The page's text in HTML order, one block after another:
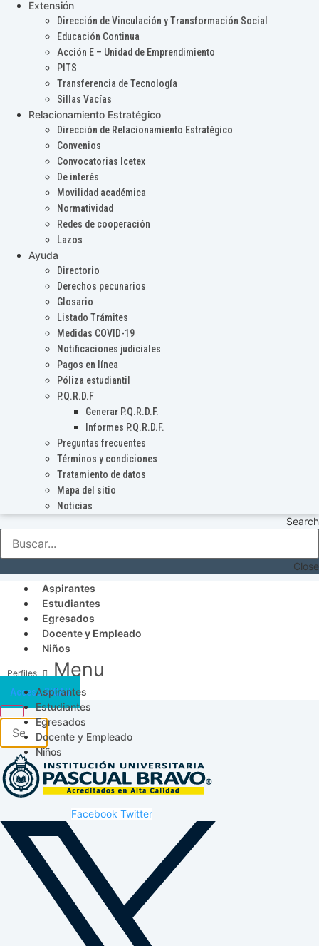
Extensión
Dirección de Vinculación y Transformación Social
Educación Continua
Acción E – Unidad de Emprendimiento
PITS
Transferencia de Tecnología
Sillas Vacías
Relacionamiento Estratégico
Dirección de Relacionamiento Estratégico
Convenios
Convocatorias Icetex
De interés
Movilidad académica
Normatividad
Redes de cooperación
Lazos
Ayuda
Directorio
Derechos pecunarios
Glosario
Listado Trámites
Medidas COVID-19
Notificaciones judiciales
Pagos en línea
Póliza estudiantil
P.Q.R.D.F
Generar P.Q.R.D.F.
Informes P.Q.R.D.F.
Preguntas frecuentes
Términos y condiciones
Tratamiento de datos
Mapa del sitio
Noticias
Search
Close
Aspirantes
Estudiantes
Egresados
Docente y Empleado
Niños
Menu
Aspirantes
Estudiantes
Egresados
Docente y Empleado
Niños
Acceso SICAU
Facebook Twitter